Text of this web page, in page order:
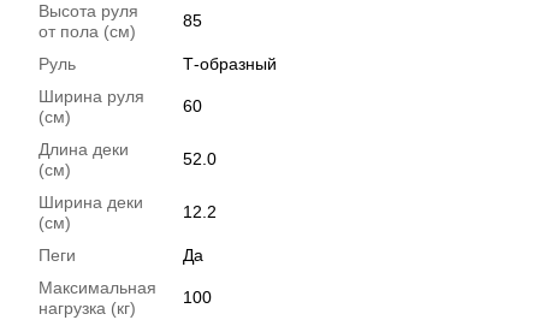
Высота руля
от пола (см)
85
Руль
Т-образный
Ширина руля
(см)
60
Длина деки
(см)
52.0
Ширина деки
(см)
12.2
Пеги
Да
Максимальная
нагрузка (кг)
100